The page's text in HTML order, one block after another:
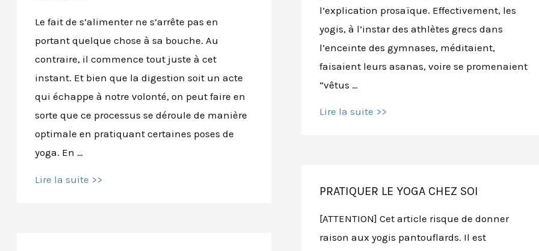
l’explication prosaïque. Effectivement, les
yogis, à l’instar des athlètes grecs dans
l’enceinte des gymnases, méditaient,
faisaient leurs asanas, voire se promenaient
“vêtus …
Yoga
Lire la suite >>
Le fait de s’alimenter ne s’arrête pas en
portant quelque chose à sa bouche. Au
contraire, il commence tout juste à cet
instant. Et bien que la digestion soit un acte
qui échappe à notre volonté, on peut faire en
sorte que ce processus se déroule de manière
optimale en pratiquant certaines poses de
yoga. En …
Quelle
Lire la suite >>
PRATIQUER LE YOGA CHEZ SOI
[ATTENTION] Cet article risque de donner
raison aux yogis pantouflards. Il est